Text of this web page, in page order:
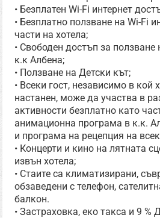
• Безплатен Wi-Fi интернет
• Безплатно ползване на Wi-Fi
части на хотела;
• Свободен достъп за ползване
к.к Албена;
• Ползване на Детски кът;
• Всеки гост, независимо в кой
настанен, може да участва в
активности безплатно като
анимационна програма в к.к.
и програма на рецепция на
• Концерти и кино на лятната
извън хотела;
• Стаите са климатизирани,
обзаведени с телефон,
балкон.
• Застраховка, еко такса и 9 %